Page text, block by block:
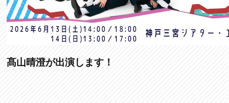
髙山晴澄が出演します！